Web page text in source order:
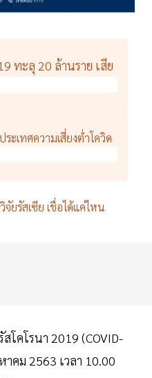
ทะลุ 20 ล้านราย เสีย
ะเทศความเสี่ยงต่ำโควิด
ยรัสเซีย เชื่อได้แค่ไหน
โคโรนา 2019 (COVID-
คม 2563 เวลา 10.00